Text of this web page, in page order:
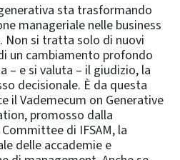
sta trasformando
manageriale nelle business
si tratta solo di nuovi
un cambiamento profondo
– e si valuta – il giudizio, la
decisionale. È da questa
il Vademecum on Generative
promosso dalla
di IFSAM, la
delle accademie e